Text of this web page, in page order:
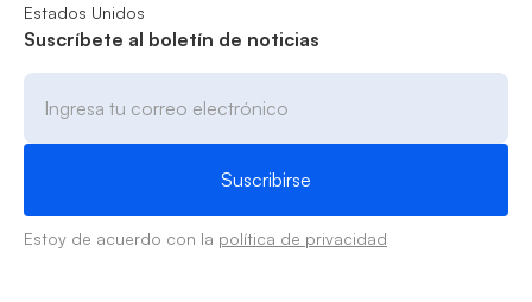
Estados Unidos
Suscríbete al boletín de noticias
Estoy de acuerdo con la política de privacidad